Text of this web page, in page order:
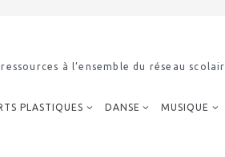
à l’ensemble du réseau
PLASTIQUES DANSE MUSIQUE